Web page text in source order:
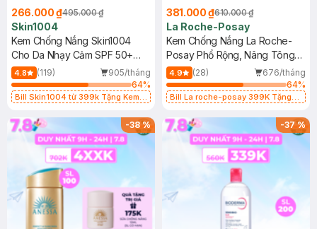
266.000 ₫495.000 ₫
Skin1004
Kem Chống Nắng Skin1004
Cho Da Nhạy Cảm SPF 50+
50ml
4.8 (119)
905/tháng
64%
Bill Skin1004 từ 399k Tặng Kem
SPF 50+ 20ml (SL Có Hạn)
381.000 ₫610.000 ₫
La Roche-Posay
Kem Chống Nắng La Roche-
Posay Phổ Rộng, Nâng Tông
Kiềm Dầu 50ml
4.9 (28)
676/tháng
64%
Bill La roche-posay 399K Tặng
(SL có hạn)
-38% -37%